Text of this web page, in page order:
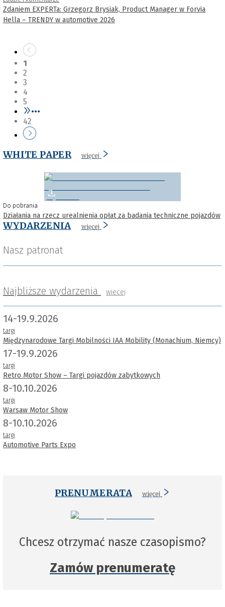
Zdaniem EXPERTa: Grzegorz Brysiak, Product Manager w Forvia
Hella – TRENDY w automotive 2026
1
2
3
4
5
•••
42
WHITE PAPER więcej
Do pobrania
Działania na rzecz urealnienia opłat za badania techniczne pojazdów
WYDARZENIA więcej
Nasz patronat
Najbliższe wydarzenia wiecej
14-19.9.2026
targi
Międzynarodowe Targi Mobilności IAA Mobility (Monachium, Niemcy)
17-19.9.2026
targi
Retro Motor Show – Targi pojazdów zabytkowych
8-10.10.2026
targi
Warsaw Motor Show
8-10.10.2026
targi
Automotive Parts Expo
PRENUMERATA więcej
Chcesz otrzymać nasze czasopismo?
Zamów prenumeratę